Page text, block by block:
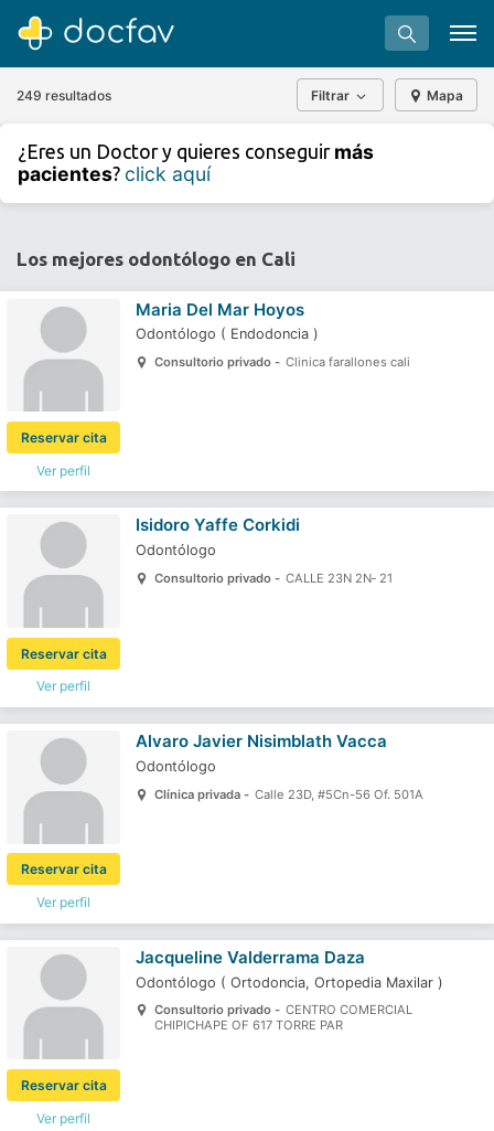
Buscar
¿Eres un doctor?
249 resultados Filtrar Mapa
¿Eres un Doctor y quieres conseguir más
pacientes? click aquí
Los mejores odontólogo en Cali
Ver perfil
Reservar cita
Maria Del Mar Hoyos
Odontólogo ( Endodoncia )
Consultorio privado - Clinica farallones cali
Ver perfil
Reservar cita
Isidoro Yaffe Corkidi
Odontólogo
Consultorio privado - CALLE 23N 2N‐ 21
Ver perfil
Reservar cita
Alvaro Javier Nisimblath Vacca
Odontólogo
Clínica privada - Calle 23D, #5Cn-56 Of. 501A
Ver perfil
Reservar cita
Jacqueline Valderrama Daza
Odontólogo ( Ortodoncia, Ortopedia Maxilar )
Consultorio privado - CENTRO COMERCIAL
CHIPICHAPE OF 617 TORRE PAR
⇧
©
contributors.